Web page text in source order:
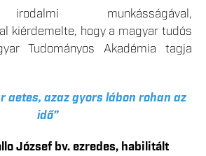
munkásságával,
kiérdemelte, hogy a magyar tudós
Tudományos Akadémia tagja
aetes, azaz gyors lábon rohan az
idő”
József bv. ezredes, habilitált